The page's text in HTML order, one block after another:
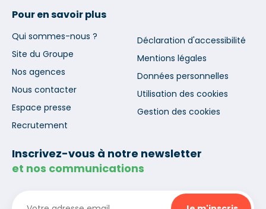
Pour en savoir plus
Qui sommes-nous ?
Site du Groupe
Nos agences
Nous contacter
Espace presse
Recrutement
Déclaration d'accessibilité
Mentions légales
Données personnelles
Utilisation des cookies
Gestion des cookies
Inscrivez-vous à notre newsletter
et nos communications